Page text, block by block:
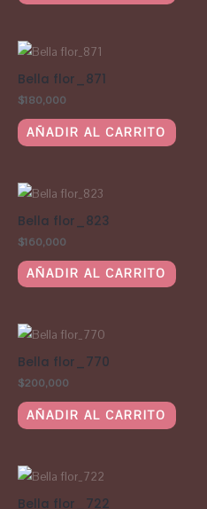
Bella flor_871
$180,000
AÑADIR AL CARRITO
Bella flor_823
$160,000
AÑADIR AL CARRITO
Bella flor_770
$200,000
AÑADIR AL CARRITO
Bella flor_722